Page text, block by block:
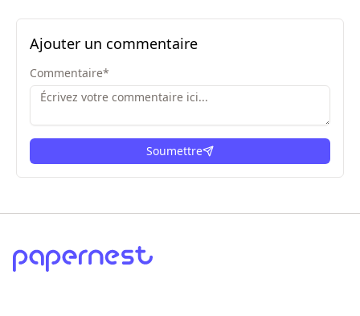
Ajouter un commentaire
Commentaire*
Soumettre